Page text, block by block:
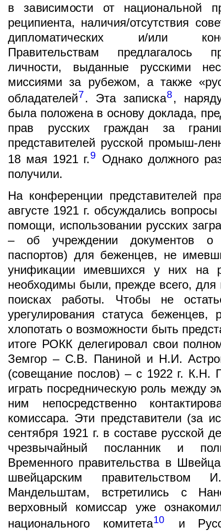
в зависимости от национальной
реципиента, наличия/отсутствия
дипломатических и/или
Правительствам предлагалось
личности, выданные русскими
миссиями за рубежом, а также
обладателей7. Эта записка8,
была положена в основу доклада,
прав русских граждан за
представителей русской промыш-
18 мая 1921 г.9
Однако должного
получили.
На конференции представителей
августе 1921 г. обсуждались
помощи, использовании русских
– об учреждении документов о
паспортов) для беженцев, не
унификации имевшихся у них на
необходимы были, прежде всего,
поисках работы. Чтобы не
урегулирования статуса беженцев,
хлопотать о возможности быть
итоге РОКК делегировал свои
Земгор – С.В. Паниной и Н.И.
(совещание послов) – с 1922 г. К.Н.
играть посредническую роль между
ним непосредственно
комиссара. Эти представители (за
сентября 1921 г. в составе русской
чрезвычайный посланник и
Временного правительства в
швейцарским
Мандельштам, встретились с
верховный комиссар уже
национального комитета10
и